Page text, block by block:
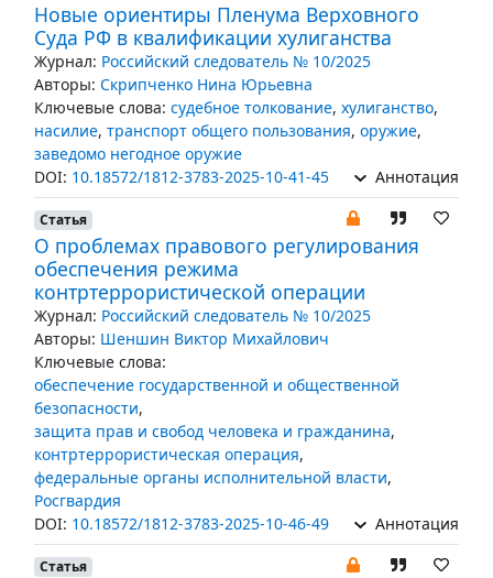
Новые ориентиры Пленума Верховного
Суда РФ в квалификации хулиганства
Журнал: Российский следователь № 10/2025
Авторы: Скрипченко Нина Юрьевна
Ключевые слова: судебное толкование, хулиганство,
насилие, транспорт общего пользования, оружие,
заведомо негодное оружие
DOI: 10.18572/1812-3783-2025-10-41-45 Аннотация
Статья
О проблемах правового регулирования
обеспечения режима
контртеррористической операции
Журнал: Российский следователь № 10/2025
Авторы: Шеншин Виктор Михайлович
Ключевые слова:
обеспечение государственной и общественной
безопасности,
защита прав и свобод человека и гражданина,
контртеррористическая операция,
федеральные органы исполнительной власти,
Росгвардия
DOI: 10.18572/1812-3783-2025-10-46-49 Аннотация
Статья